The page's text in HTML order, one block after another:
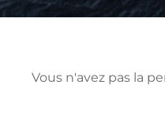
Vous n'avez pas la